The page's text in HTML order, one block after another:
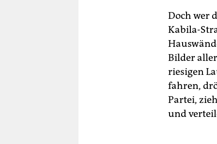
Doch wer
Kabila-
Bilder
riesigen
fahren,
Partei,
und